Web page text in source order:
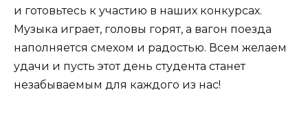
и готовьтесь к участию в наших конкурсах.
Музыка играет, головы горят, а вагон поезда
наполняется смехом и радостью. Всем желаем
удачи и пусть этот день студента станет
незабываемым для каждого из нас!